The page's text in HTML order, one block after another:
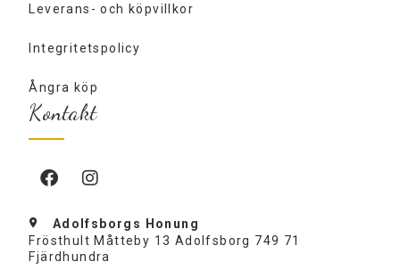
Leverans- och köpvillkor
Integritetspolicy
Ångra köp
Kontakt
Adolfsborgs Honung
Frösthult Måtteby 13 Adolfsborg 749 71
Fjärdhundra